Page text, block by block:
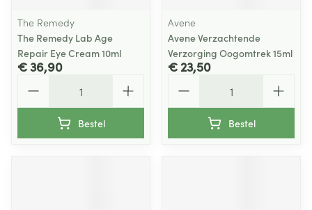
The Remedy
The Remedy Lab Age
Repair Eye Cream 10ml
€ 36,90
Bestel
Avene
Avene Verzachtende
Verzorging Oogomtrek 15ml
€ 23,50
Bestel